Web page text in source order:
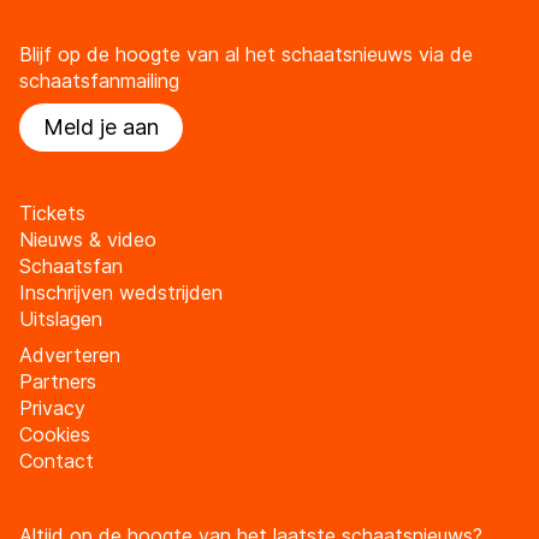
Blijf op de hoogte van al het schaatsnieuws via de
schaatsfanmailing
Meld je aan
Tickets
Nieuws & video
Schaatsfan
Inschrijven wedstrijden
Uitslagen
Adverteren
Partners
Privacy
Cookies
Contact